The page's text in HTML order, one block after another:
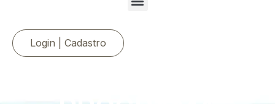
Login | Cadastro